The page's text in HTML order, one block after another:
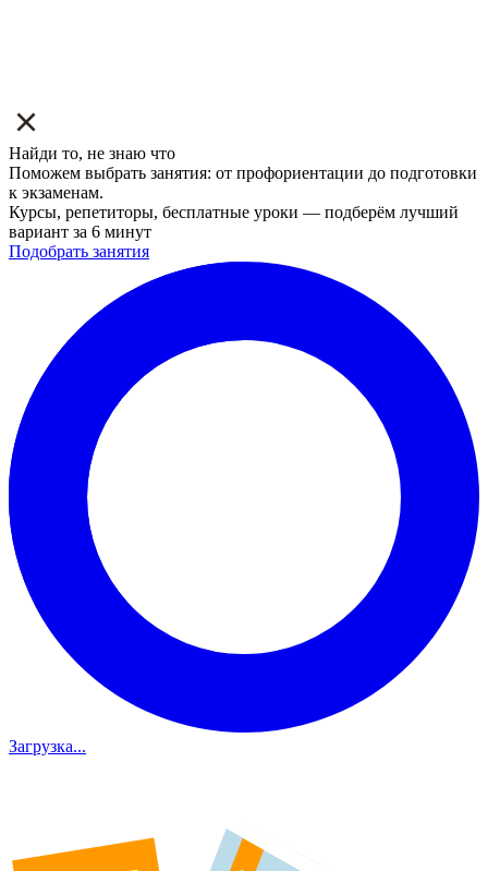
Найди то, не знаю что
Поможем выбрать занятия: от профориентации до подготовки
к экзаменам.
Курсы, репетиторы, бесплатные уроки — подберём лучший
вариант за 6 минут
Подобрать занятия
Загрузка...